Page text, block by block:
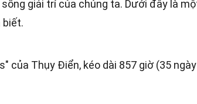
giải trí của chúng ta. Dưới đây là
biết.
của Thụy Điển, kéo dài 857 giờ (35